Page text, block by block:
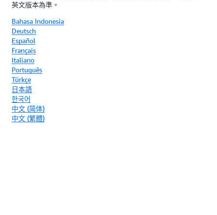
英文版本為準。
Bahasa Indonesia
Deutsch
Español
Français
Italiano
Português
Türkçe
日本語
한국어
中文 (简体)
中文 (繁體)